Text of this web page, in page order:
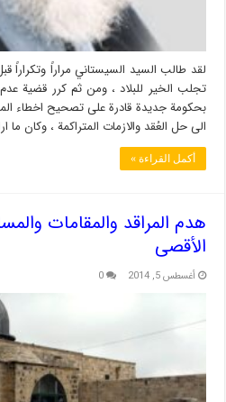
لقد طالب السيد السيستاني مراراً وتكراراً
تجلب الخير للبلاد ، ومن ثم كرر قضية
بحكومة جديدة قادرة على تصحيح اخطاء
الى حل العُقد والازمات المتراكمة ، وكان ما
أكمل القراءة »
هدم المراقد والمقامات
الأقصى
أغسطس 5, 2014 0